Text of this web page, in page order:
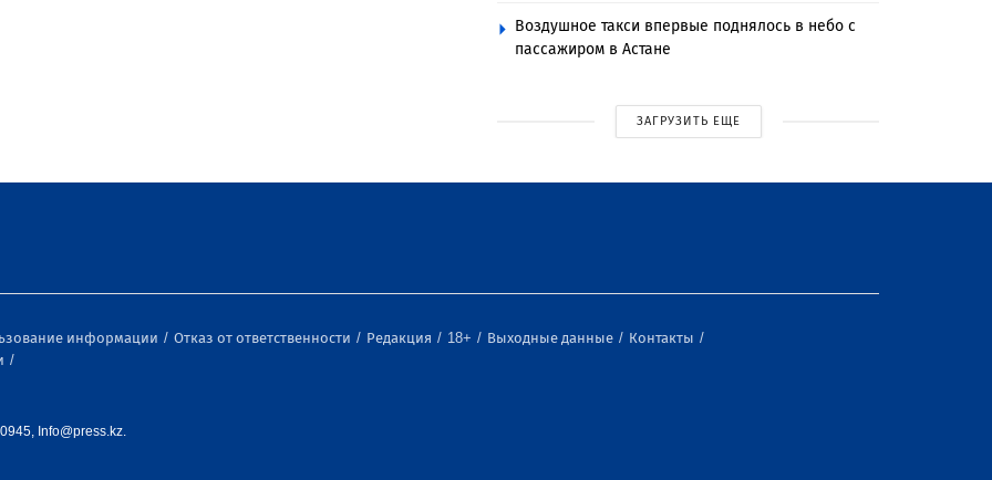
Воздушное такси впервые поднялось в небо с
пассажиром в Астане
ЗАГРУЗИТЬ ЕЩЕ
информации Отказ от ответственности Редакция 18+ Выходные данные
Контакты
Info@press.kz.